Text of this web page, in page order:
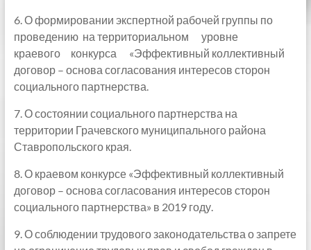
6. О формировании экспертной рабочей группы по
проведению на территориальном уровне
краевого конкурса «Эффективный коллективный
договор – основа согласования интересов сторон
социального партнерства.
7. О состоянии социального партнерства на
территории Грачевского муниципального района
Ставропольского края.
8. О краевом конкурсе «Эффективный коллективный
договор – основа согласования интересов сторон
социального партнерства» в 2019 году.
9. О соблюдении трудового законодательства о запрете